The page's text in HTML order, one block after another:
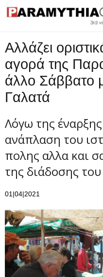
Αλλάζει
αγορά της
άλλο Σάββατο
Γαλατά
Λόγω της
ανάπλαση του
πολης αλλα και
της διάδοσης
01|04|2021